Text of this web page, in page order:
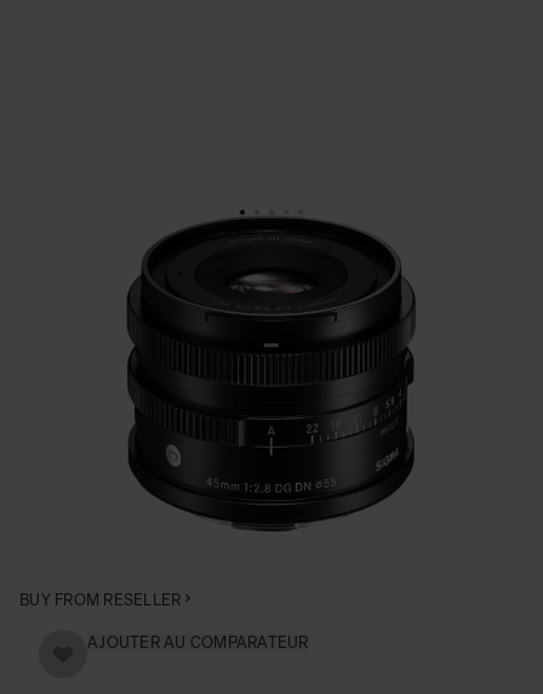
CONTEMPORARY
SIGMA 45mm F2.8
DG DN | Contemporary
• Conception robuste
• Bokeh et rendu hors normes
• Diaphragme arrondi
• Étanche à la poussière et aux éclaboussures
• AF rapide avec mise au point constante
BUY FROM RESELLER
AJOUTER AU COMPARATEUR